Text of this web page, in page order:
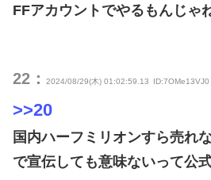
FFアカウントでやるもんじゃ
22： 2024/08/29(木) 01:02:59.13 ID:7OMe13VJ0
>>20
国内ハーフミリオンすら売れ
で宣伝しても意味ないって公